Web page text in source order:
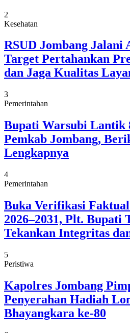
2
Kesehatan
RSUD Jombang Jalani
Target Pertahankan
dan Jaga Kualitas
3
Pemerintahan
Bupati Warsubi Lantik
Pemkab Jombang,
Lengkapnya
4
Pemerintahan
Buka Verifikasi
2026–2031, Plt. Bupati
Tekankan Integritas
5
Peristiwa
Kapolres Jombang
Penyerahan Hadiah
Bhayangkara ke-80